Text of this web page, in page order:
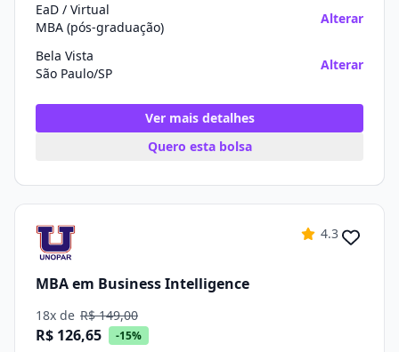
EaD / Virtual
MBA (pós-graduação)
Alterar
Bela Vista
São Paulo/SP
Alterar
Ver mais detalhes
Quero esta bolsa
4.3
MBA em Business Intelligence
18x de R$ 149,00
R$ 126,65 -15%